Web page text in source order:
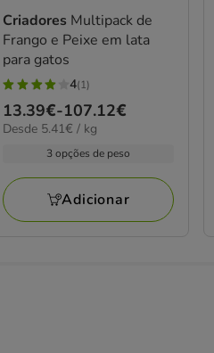
Criadores Multipack de
Frango e Peixe em lata
para gatos
4
estrelas
com
avaliações
4(1)
Preço
de
13.39€
107.12€
13.39€-107.12€
5.41€
Desde 5.41€ / kg
3 opções de peso
Adicionar